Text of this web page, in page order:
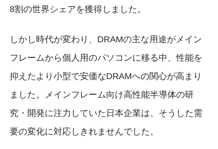
8割の世界シェアを獲得しました。
しかし時代が変わり、DRAMの主な用途がメイン
フレームから個人用のパソコンに移る中、性能を
抑えたより小型で安価なDRAMへの関心が高まり
ました。メインフレーム向け高性能半導体の研
究・開発に注力していた日本企業は、そうした需
要の変化に対応しきれませんでした。